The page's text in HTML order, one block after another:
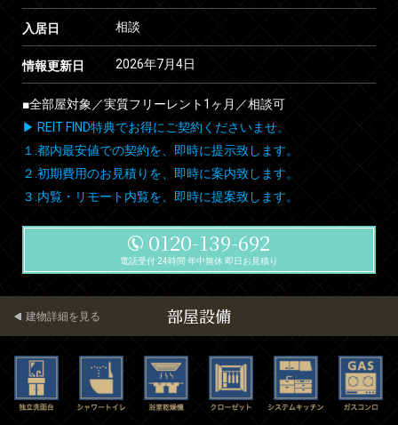
入居日 相談
情報更新日 2026年7月4日
■全部屋対象／実質フリーレント1ヶ月／相談可
▶ REIT FIND特典でお得にご契約くださいませ。
１.都内最安値での契約を、即時に提示致します。
２.初期費用のお見積りを、即時に案内致します。
３.内覧・リモート内覧を、即時に提案致します。
0120-139-692
電話受付 24時間 年中無休 即日お見積り
部屋設備
建物詳細を見る